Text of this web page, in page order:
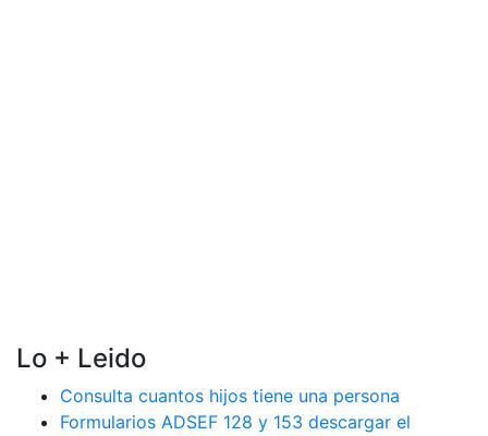
Lo + Leido
Consulta cuantos hijos tiene una persona
Formularios ADSEF 128 y 153 descargar el